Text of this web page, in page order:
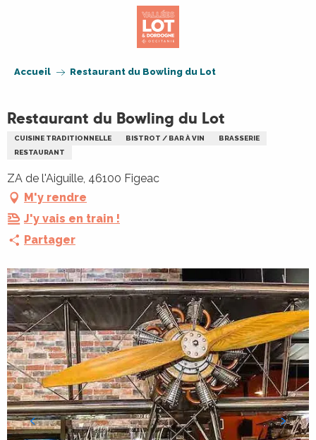
Accueil Restaurant du Bowling du Lot
Restaurant du Bowling du Lot
CUISINE TRADITIONNELLE BISTROT / BAR À VIN
BRASSERIE
RESTAURANT
ZA de l'Aiguille, 46100 Figeac
M'y rendre
J'y vais en train !
Partager